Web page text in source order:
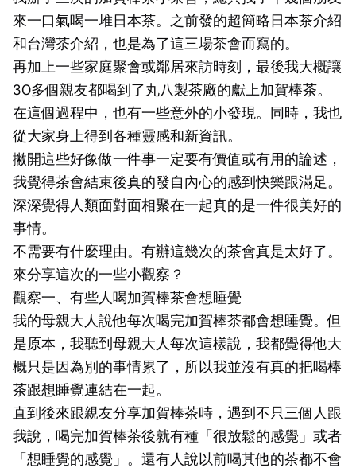
來一口氣喝一堆日本茶。之前發的超簡略日本茶介紹
和台灣茶介紹 ，也是為了這三場茶會而寫的。
再加上一些家庭聚會或鄰居來訪時刻，最後我大概讓
30多個親友都喝到了丸八製茶廠的獻上加賀棒茶。
在這個過程中，也有一些意外的小發現。同時，我也
從大家身上得到各種靈感和新資訊。
撇開這些好像做一件事一定要有價值或有用的論述，
我覺得茶會結束後真的發自內心的感到快樂跟滿足。
深深覺得人類面對面相聚在一起真的是一件很美好的
事情。
不需要有什麼理由。有辦這幾次的茶會真是太好了。
來分享這次的一些小觀察？
觀察一、有些人喝加賀棒茶會想睡覺
我的母親大人說他每次喝完加賀棒茶都會想睡覺。但
是原本，我聽到母親大人每次這樣說，我都覺得他大
概只是因為別的事情累了，所以我並沒有真的把喝棒
茶跟想睡覺連結在一起。
直到後來跟親友分享加賀棒茶時，遇到不只三個人跟
我說，喝完加賀棒茶後就有種「很放鬆的感覺」或者
「想睡覺的感覺」。還有人說以前喝其他的茶都不會